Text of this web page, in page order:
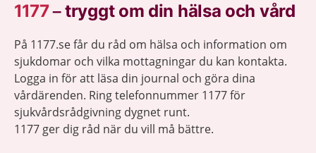
1177–tryggt om din hälsa och vård
På 1177.se får du råd om hälsa och information om
sjukdomar och vilka mottagningar du kan kontakta.
Logga in för att läsa din journal och göra dina
vårdärenden. Ring telefonnummer 1177 för
sjukvårdsrådgivning dygnet runt.
1177 ger dig råd när du vill må bättre.